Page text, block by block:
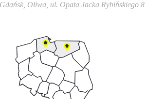
Oliwa ul. Opata Jacka Rybińskiego 8